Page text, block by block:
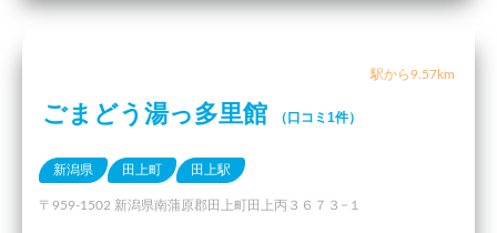
駅から9.57km
ごまどう湯っ多里館 （口コミ1件）
新潟県 田上町 田上駅
〒959-1502 新潟県南蒲原郡田上町田上丙３６７３−１